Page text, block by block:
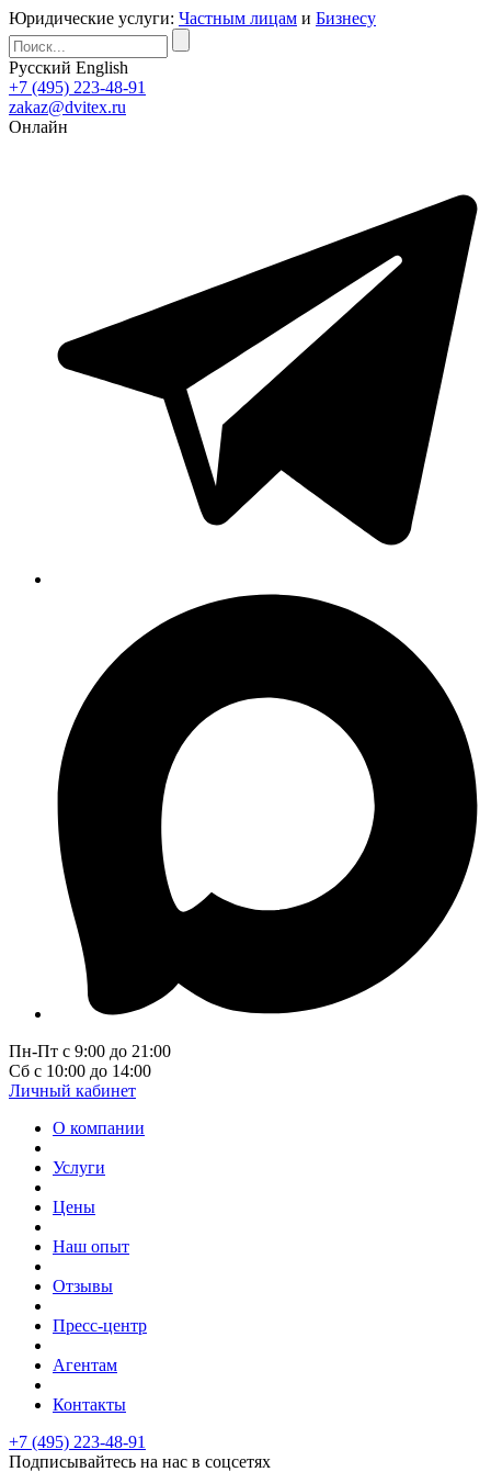
Юридические услуги: Частным лицам и Бизнесу
Русский English
+7 (495) 223-48-91
zakaz@dvitex.ru
Онлайн
Пн-Пт с 9:00 до 21:00
Сб с 10:00 до 14:00
Личный кабинет
О компании
Услуги
Цены
Наш опыт
Отзывы
Пресс-центр
Агентам
Контакты
+7 (495) 223-48-91
Подписывайтесь на нас в соцсетях